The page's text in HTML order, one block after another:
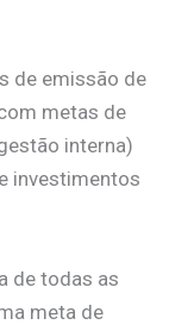
de emissão de
metas de
interna)
investimentos
de todas as
meta de